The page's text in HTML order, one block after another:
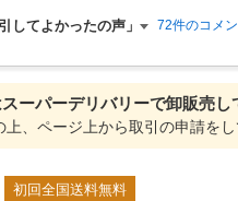
してよかったの声」 72件のコメン
スーパーデリバリーで卸販売し
、ページ上から取引の申請をし
初回全国送料無料